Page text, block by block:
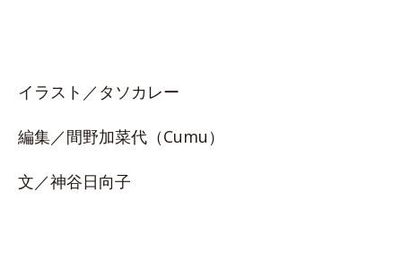
イラスト／タソカレー
編集／間野加菜代（Cumu）
文／神谷日向子